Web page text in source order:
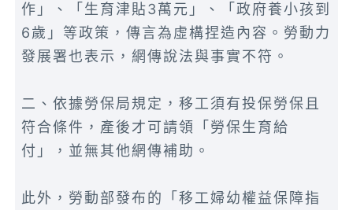
作」、「生育津貼3萬元」、「政府養小孩到
6歲」等政策，傳言為虛構捏造內容。勞動力
發展署也表示，網傳說法與事實不符。
二、依據勞保局規定，移工須有投保勞保且
符合條件，產後才可請領「勞保生育給
付」，並無其他網傳補助。
此外，勞動部發布的「移工婦幼權益保障指